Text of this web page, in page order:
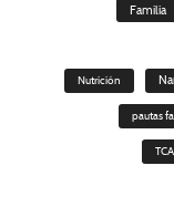
Familia
Nutrición
pautas
TCA